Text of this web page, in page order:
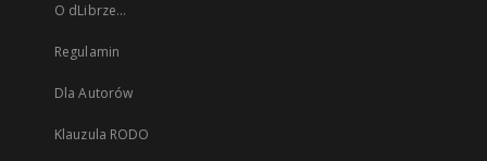
O dLibrze...
Regulamin
Dla Autorów
Klauzula RODO